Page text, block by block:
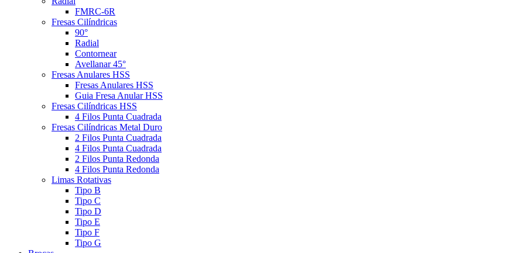
FMRC-6R
Fresas Cilíndricas
90°
Radial
Contornear
Avellanar 45°
Fresas Anulares HSS
Fresas Anulares HSS
Guia Fresa Anular HSS
Fresas Cilíndricas HSS
4 Filos Punta Cuadrada
Fresas Cilíndricas Metal Duro
2 Filos Punta Cuadrada
4 Filos Punta Cuadrada
2 Filos Punta Redonda
4 Filos Punta Redonda
Limas Rotativas
Tipo B
Tipo C
Tipo D
Tipo E
Tipo F
Tipo G